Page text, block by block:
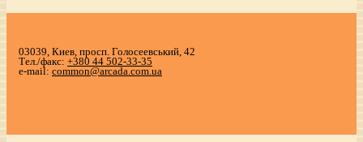
03039, Киев, просп. Голосеевський, 42
Тел./факс: +380 44 502-33-35
e-mail: common@arcada.com.ua